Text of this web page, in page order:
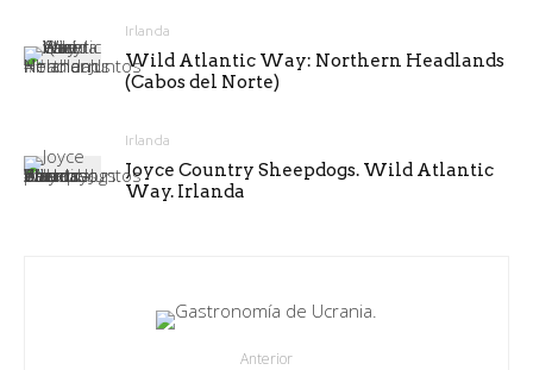
Irlanda
Wild Atlantic Way: Northern Headlands
(Cabos del Norte)
Irlanda
Joyce Country Sheepdogs. Wild Atlantic
Way. Irlanda
Anterior